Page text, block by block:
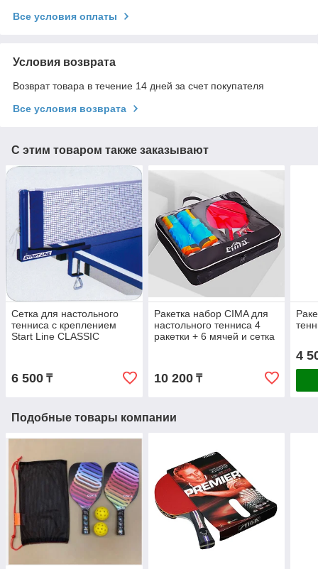
Все условия оплаты
Условия возврата
Возврат товара в течение 14 дней за счет покупателя
Все условия возврата
С этим товаром также заказывают
Сетка для настольного
тенниса с креплением
Start Line CLASSIC
6 500 ₸
Ракетка набор CIMA для
настольного тенниса 4
ракетки + 6 мячей и сетка
10 200₸
4
Подобные товары компании